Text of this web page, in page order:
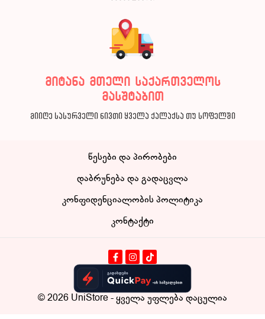
მიტანა მთელი საქართველოს
მასშტაბით
მიიღე სასურველი ნივთი ყველა ქალაქსა თუ სოფელში
წესები და პირობები
დაბრუნება და გადაცვლა
კონფიდენციალობის პოლიტიკა
კონტაქტი
© 2026 UniStore- ყველა უფლება დაცულია